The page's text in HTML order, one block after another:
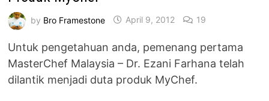
by Bro Framestone April 9, 2012 19
Untuk pengetahuan anda, pemenang pertama
MasterChef Malaysia – Dr. Ezani Farhana telah
dilantik menjadi duta produk MyChef.